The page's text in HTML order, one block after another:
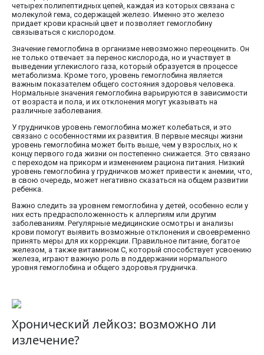
четырех полипептидных цепей, каждая из которых связана с
молекулой гема, содержащей железо. Именно это железо
придает крови красный цвет и позволяет гемоглобину
связываться с кислородом.
Значение гемоглобина в организме невозможно переоценить. Он
не только отвечает за перенос кислорода, но и участвует в
выведении углекислого газа, который образуется в процессе
метаболизма. Кроме того, уровень гемоглобина является
важным показателем общего состояния здоровья человека.
Нормальные значения гемоглобина варьируются в зависимости
от возраста и пола, и их отклонения могут указывать на
различные заболевания.
У грудничков уровень гемоглобина может колебаться, и это
связано с особенностями их развития. В первые месяцы жизни
уровень гемоглобина может быть выше, чем у взрослых, но к
концу первого года жизни он постепенно снижается. Это связано
с переходом на прикорм и изменением рациона питания. Низкий
уровень гемоглобина у грудничков может привести к анемии, что,
в свою очередь, может негативно сказаться на общем развитии
ребенка.
Важно следить за уровнем гемоглобина у детей, особенно если у
них есть предрасположенность к аллергиям или другим
заболеваниям. Регулярные медицинские осмотры и анализы
крови помогут выявить возможные отклонения и своевременно
принять меры для их коррекции. Правильное питание, богатое
железом, а также витамином C, который способствует усвоению
железа, играют важную роль в поддержании нормального
уровня гемоглобина и общего здоровья грудничка.
Хронический лейкоз: возможно ли
излечение?